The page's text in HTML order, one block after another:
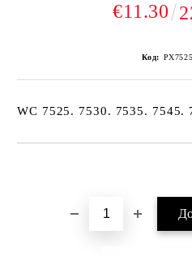
€11.30
Код:
WC 7525. 7530. 7535. 7545.